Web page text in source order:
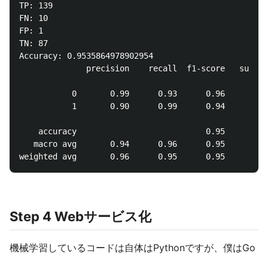
TP: 139
FN: 10
FP: 1
TN: 87
Accuracy: 0.9535864978902954
precision    recall  f1-score
0       0.99      0.93      0.96
1       0.90      0.99      0.94
accuracy                           0.95
macro avg       0.94      0.96      0.95
Step 4 Webサービス化
機械学習しているコードは自体はPythonですが、僕はGo